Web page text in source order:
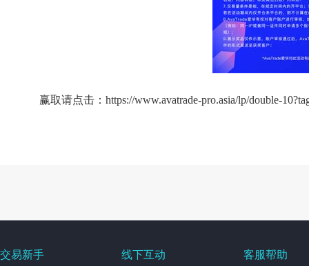
赢取请点击：https://www.avatrade-pro.asia/lp/double-
交易新手 线下互动 客服帮助